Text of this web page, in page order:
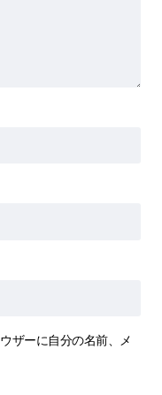
ザーに自分の名前、メ